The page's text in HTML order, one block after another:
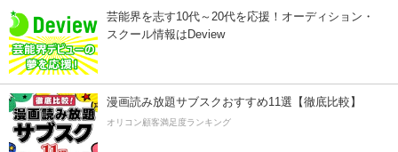
芸能界を志す10代～20代を応援！オーディション・
スクール情報はDeview
漫画読み放題サブスクおすすめ11選【徹底比較】
オリコン顧客満足度ランキング